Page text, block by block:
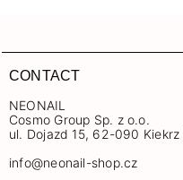
CONTACT
NEONAIL
Cosmo Group Sp. z o.o.
ul. Dojazd 15, 62-090 Kiekrz
info@neonail-shop.cz